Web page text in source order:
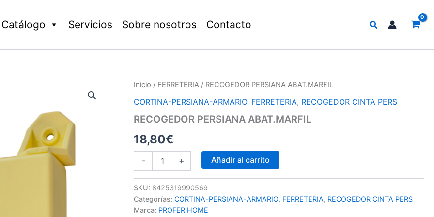
Catálogo Servicios Sobre nosotros Contacto Buscar
Inicio / FERRETERIA / RECOGEDOR PERSIANA ABAT.MARFIL
CORTINA-PERSIANA-ARMARIO, FERRETERIA, RECOGEDOR CINTA PERS
RECOGEDOR PERSIANA ABAT.MARFIL
18,80€
-
RECOGEDOR
ABAT.MARFIL
+ Añadir al carrito
SKU: 8425319990569
Categorías:CORTINA-PERSIANA-ARMARIO, FERRETERIA, RECOGEDOR CINTA PERS
Marca: PROFER HOME